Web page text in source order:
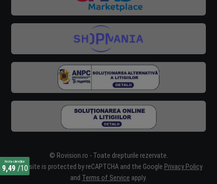
© Rovision.ro - Toate drepturile rezervate.
This site is protected by reCAPTCHA and the Google Privacy Policy
and Terms of Service apply.
Nota clienților
9,49/10